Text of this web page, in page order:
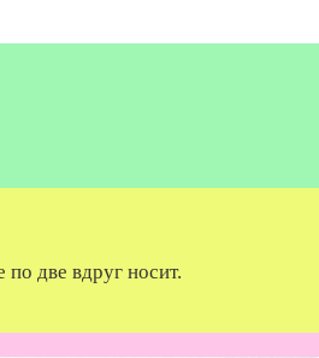
две вдруг носит.